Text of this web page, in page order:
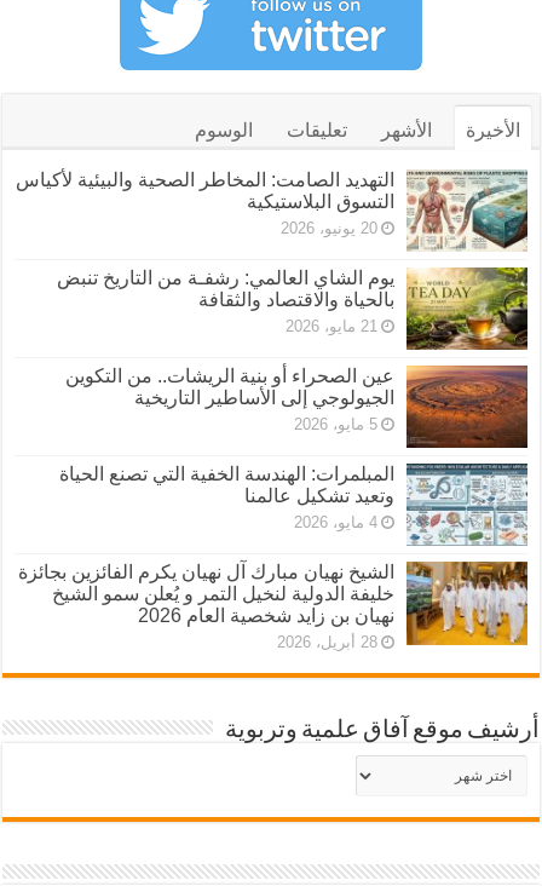
الأخيرة الأشهر تعليقات الوسوم
التهديد الصامت: المخاطر الصحية والبيئية لأكياس
التسوق البلاستيكية
20 يونيو، 2026
يوم الشاي العالمي: رشفـة من التاريخ تنبض
بالحياة والاقتصاد والثقافة
21 مايو، 2026
عين الصحراء أو بنية الريشات.. من التكوين
الجيولوجي إلى الأساطير التاريخية
5 مايو، 2026
المبلمرات: الهندسة الخفية التي تصنع الحياة
وتعيد تشكيل عالمنا
4 مايو، 2026
الشيخ نهيان مبارك آل نهيان يكرم الفائزين بجائزة
خليفة الدولية لنخيل التمر و يُعلن سمو الشيخ
نهيان بن زايد شخصية العام 2026
28 أبريل، 2026
أرشيف موقع آفاق علمية وتربوية
أرشيف
موقع